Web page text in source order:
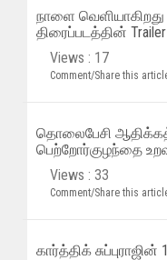
நாளை
திரைப்படத்தின்
Views : 17
Comment/Share this
தொலைபேசி
பெற்றோர்குழந்தை
Views : 33
Comment/Share this
கார்த்திக்